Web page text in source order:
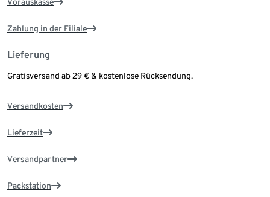
Zahlung in der Filiale
Lieferung
Gratisversand ab 29 € & kostenlose Rücksendung.
Versandkosten
Lieferzeit
Versandpartner
Packstation